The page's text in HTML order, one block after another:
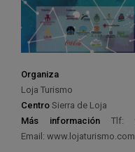
Organiza
Loja Turismo
Centro Sierra de Loja
Más informaciónTlf:
Email: www.lojaturismo.com